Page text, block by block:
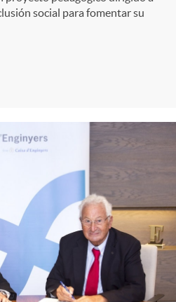
social para fomentar su